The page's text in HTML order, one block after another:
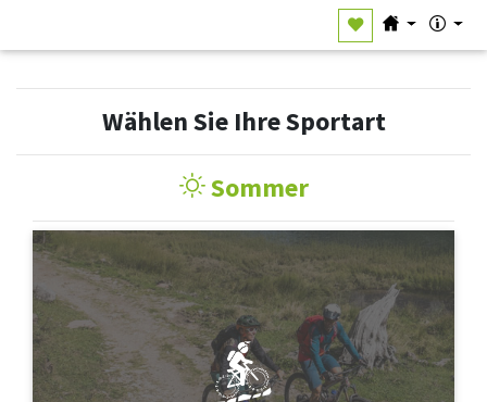
Wählen Sie Ihre Sportart
Sommer